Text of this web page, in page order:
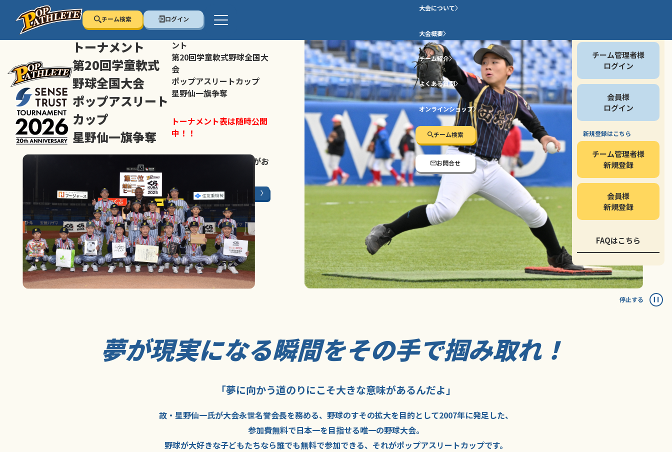
チーム検索 ログイン
大会について
大会概要
チーム紹介
よくある質問
オンラインショップ
チーム検索
お問合せ
停止する
センス・トラスト
トーナメント
第20回学童軟式
野球全国大会
ポップアスリート
カップ
星野仙一旗争奪
トーナメント表は随時公開
センス・トラストトーナメ
ント
第20回学童軟式野球全国大
会
ポップアスリートカップ
星野仙一旗争奪
トーナメント表は随時公開
中！！
がお
大会ページはこちら
チーム管理者様
ログイン
会員様
ログイン
新規登録はこちら
チーム管理者様
新規登録
会員様
新規登録
FAQはこちら
夢が現実になる瞬間をその手で掴み取れ！
「夢に向かう道のりにこそ大きな意味があるんだよ」
故・星野仙一氏が大会永世名誉会長を務める、野球のすその拡大を目的として2007年に発足した、
参加費無料で日本一を目指せる唯一の野球大会。
野球が大好きな子どもたちなら誰でも無料で参加できる、 それがポップアスリートカップです。